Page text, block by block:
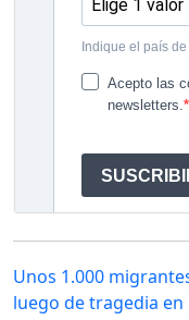
Unos 1.000
luego de tragedia en